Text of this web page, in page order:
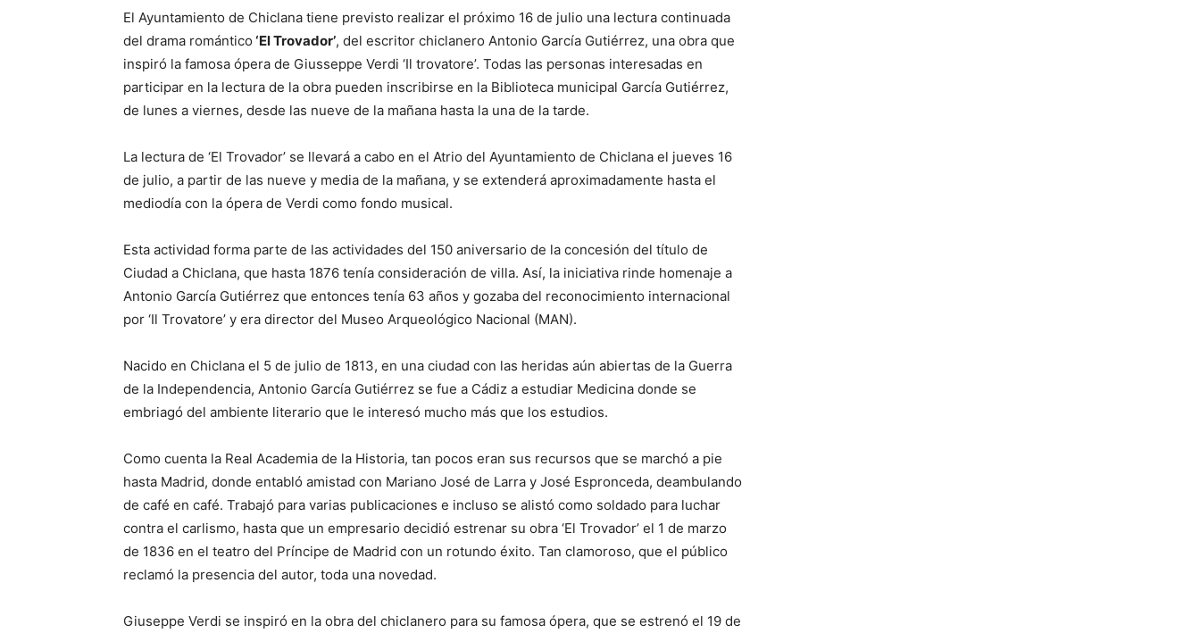
El Ayuntamiento de Chiclana tiene previsto realizar el próximo 16 de julio una lectura continuada
del drama romántico ‘El Trovador’, del escritor chiclanero Antonio García Gutiérrez, una obra que
inspiró la famosa ópera de Giusseppe Verdi ‘Il trovatore’. Todas las personas interesadas en
participar en la lectura de la obra pueden inscribirse en la Biblioteca municipal García Gutiérrez,
de lunes a viernes, desde las nueve de la mañana hasta la una de la tarde.
La lectura de ‘El Trovador’ se llevará a cabo en el Atrio del Ayuntamiento de Chiclana el jueves 16
de julio, a partir de las nueve y media de la mañana, y se extenderá aproximadamente hasta el
mediodía con la ópera de Verdi como fondo musical.
Esta actividad forma parte de las actividades del 150 aniversario de la concesión del título de
Ciudad a Chiclana, que hasta 1876 tenía consideración de villa. Así, la iniciativa rinde homenaje a
Antonio García Gutiérrez que entonces tenía 63 años y gozaba del reconocimiento internacional
por ‘Il Trovatore’ y era director del Museo Arqueológico Nacional (MAN).
Nacido en Chiclana el 5 de julio de 1813, en una ciudad con las heridas aún abiertas de la Guerra
de la Independencia, Antonio García Gutiérrez se fue a Cádiz a estudiar Medicina donde se
embriagó del ambiente literario que le interesó mucho más que los estudios.
Como cuenta la Real Academia de la Historia, tan pocos eran sus recursos que se marchó a pie
hasta Madrid, donde entabló amistad con Mariano José de Larra y José Espronceda, deambulando
de café en café. Trabajó para varias publicaciones e incluso se alistó como soldado para luchar
contra el carlismo, hasta que un empresario decidió estrenar su obra ‘El Trovador’ el 1 de marzo
de 1836 en el teatro del Príncipe de Madrid con un rotundo éxito. Tan clamoroso, que el público
reclamó la presencia del autor, toda una novedad.
Giuseppe Verdi se inspiró en la obra del chiclanero para su famosa ópera, que se estrenó el 19 de